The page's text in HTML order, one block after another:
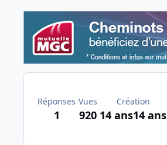
Réponses
1
Vues
920
Création
14 ans14 ans